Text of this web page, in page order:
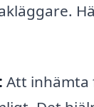
Att